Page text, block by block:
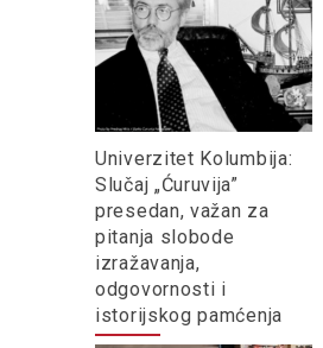
Univerzitet Kolumbija:
Slučaj „Ćuruvija”
presedan, važan za
pitanja slobode
izražavanja,
odgovornosti i
istorijskog pamćenja